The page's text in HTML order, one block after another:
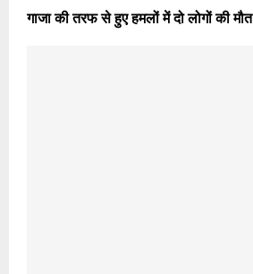
गाजा की तरफ से हुए हमलों में दो लोगों की मौत